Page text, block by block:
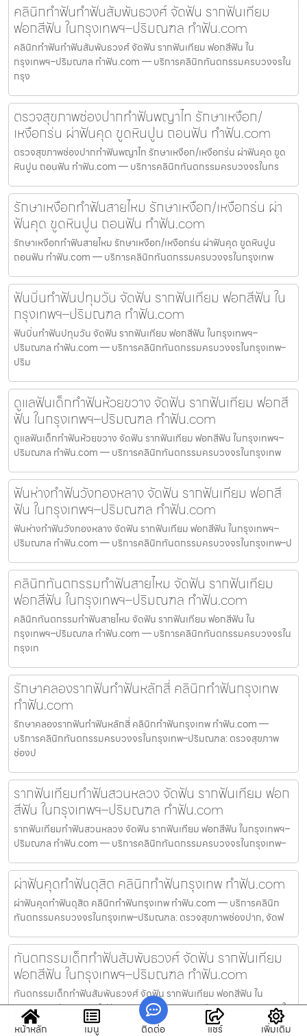
คลินิกทำฟันทำฟันสัมพันธวงศ์ จัดฟัน รากฟันเทียม
ฟอกสีฟัน ในกรุงเทพฯ–ปริมณฑล ทำฟัน.com
คลินิกทำฟันทำฟันสัมพันธวงศ์ จัดฟัน รากฟันเทียม ฟอกสีฟัน ใน
กรุงเทพฯ–ปริมณฑล ทำฟัน.com — บริการคลินิกทันตกรรมครบวงจรใน
กรุง
ตรวจสุขภาพช่องปากทำฟันพญาไท รักษาเหงือก/
เหงือกร่น ผ่าฟันคุด ขูดหินปูน ถอนฟัน ทำฟัน.com
ตรวจสุขภาพช่องปากทำฟันพญาไท รักษาเหงือก/เหงือกร่น ผ่าฟันคุด ขูด
หินปูน ถอนฟัน ทำฟัน.com — บริการคลินิกทันตกรรมครบวงจรในกร
รักษาเหงือกทำฟันสายไหม รักษาเหงือก/เหงือกร่น ผ่า
ฟันคุด ขูดหินปูน ถอนฟัน ทำฟัน.com
รักษาเหงือกทำฟันสายไหม รักษาเหงือก/เหงือกร่น ผ่าฟันคุด ขูดหินปูน
ถอนฟัน ทำฟัน.com — บริการคลินิกทันตกรรมครบวงจรในกรุงเทพ
ฟันบิ่นทำฟันปทุมวัน จัดฟัน รากฟันเทียม ฟอกสีฟัน ใน
กรุงเทพฯ–ปริมณฑล ทำฟัน.com
ฟันบิ่นทำฟันปทุมวัน จัดฟัน รากฟันเทียม ฟอกสีฟัน ในกรุงเทพฯ–
ปริมณฑล ทำฟัน.com — บริการคลินิกทันตกรรมครบวงจรในกรุงเทพ–
ปริม
ดูแลฟันเด็กทำฟันห้วยขวาง จัดฟัน รากฟันเทียม ฟอกสี
ฟัน ในกรุงเทพฯ–ปริมณฑล ทำฟัน.com
ดูแลฟันเด็กทำฟันห้วยขวาง จัดฟัน รากฟันเทียม ฟอกสีฟัน ในกรุงเทพฯ–
ปริมณฑล ทำฟัน.com — บริการคลินิกทันตกรรมครบวงจรในกรุงเทพ
ฟันห่างทำฟันวังทองหลาง จัดฟัน รากฟันเทียม ฟอกสี
ฟัน ในกรุงเทพฯ–ปริมณฑล ทำฟัน.com
ฟันห่างทำฟันวังทองหลาง จัดฟัน รากฟันเทียม ฟอกสีฟัน ในกรุงเทพฯ–
ปริมณฑล ทำฟัน.com — บริการคลินิกทันตกรรมครบวงจรในกรุงเทพ–ป
คลินิกทันตกรรมทำฟันสายไหม จัดฟัน รากฟันเทียม
ฟอกสีฟัน ในกรุงเทพฯ–ปริมณฑล ทำฟัน.com
คลินิกทันตกรรมทำฟันสายไหม จัดฟัน รากฟันเทียม ฟอกสีฟัน ใน
กรุงเทพฯ–ปริมณฑล ทำฟัน.com — บริการคลินิกทันตกรรมครบวงจรใน
กรุงเท
รักษาคลองรากฟันทำฟันหลักสี่ คลินิกทำฟันกรุงเทพ
ทำฟัน.com
รักษาคลองรากฟันทำฟันหลักสี่ คลินิกทำฟันกรุงเทพ ทำฟัน.com —
บริการคลินิกทันตกรรมครบวงจรในกรุงเทพ–ปริมณฑล: ตรวจสุขภาพ
ช่องป
รากฟันเทียมทำฟันสวนหลวง จัดฟัน รากฟันเทียม ฟอก
สีฟัน ในกรุงเทพฯ–ปริมณฑล ทำฟัน.com
รากฟันเทียมทำฟันสวนหลวง จัดฟัน รากฟันเทียม ฟอกสีฟัน ในกรุงเทพฯ–
ปริมณฑล ทำฟัน.com — บริการคลินิกทันตกรรมครบวงจรในกรุงเทพ–
ผ่าฟันคุดทำฟันดุสิต คลินิกทำฟันกรุงเทพ ทำฟัน.com
ผ่าฟันคุดทำฟันดุสิต คลินิกทำฟันกรุงเทพ ทำฟัน.com — บริการคลินิก
ทันตกรรมครบวงจรในกรุงเทพ–ปริมณฑล: ตรวจสุขภาพช่องปาก, จัดฟ
ทันตกรรมเด็กทำฟันสัมพันธวงศ์ จัดฟัน รากฟันเทียม
ฟอกสีฟัน ในกรุงเทพฯ–ปริมณฑล ทำฟัน.com
ทันตกรรมเด็กทำฟันสัมพันธวงศ์ จัดฟัน รากฟันเทียม ฟอกสีฟัน ใน
กรุงเทพฯ–ปริมณฑล ทำฟัน.com — บริการคลินิกทันตกรรมครบวงจรใน
กรุ
หน้าหลัก เมนู ติดต่อ แชร์ เพิ่มเติม